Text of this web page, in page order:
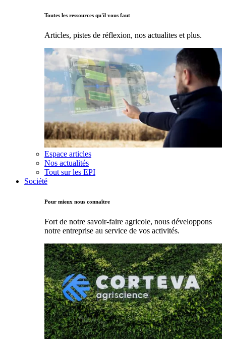
Toutes les ressources qu'il vous faut
Articles, pistes de réflexion, nos actualites et plus.
Espace articles
Nos actualités
Tout sur les EPI
Société
Pour mieux nous connaître
Fort de notre savoir-faire agricole, nous développons
notre entreprise au service de vos activités.